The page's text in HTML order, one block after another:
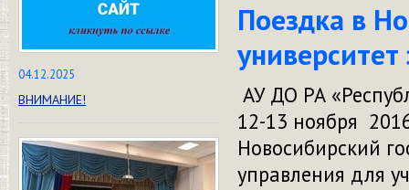
04.12.2025
ВНИМАНИЕ!
Поездка в
АУ ДО РА
12-13 ноября
Новосибирский
управления для